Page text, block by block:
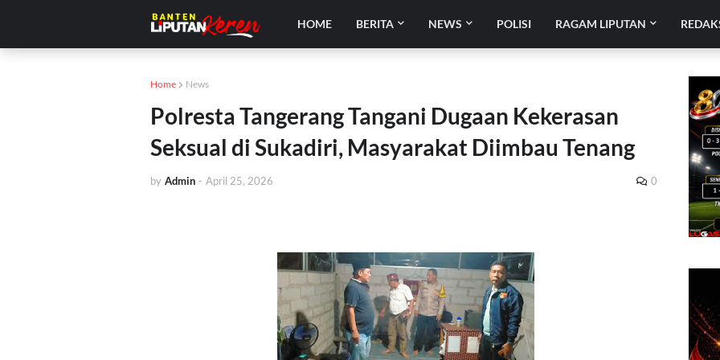
HOME BERITA NEWS POLISI RAGAM LIPUTAN
Home News
Polresta Tangerang Tangani Dugaan Kekerasan
Seksual di Sukadiri, Masyarakat Diimbau Tenang
by Admin - April 25, 2026 0